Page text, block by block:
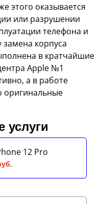
этого оказывается
или разрушении
телефона и
корпуса
в кратчайшие
Apple №1
а в работе
оригинальные
услуги
12 Pro